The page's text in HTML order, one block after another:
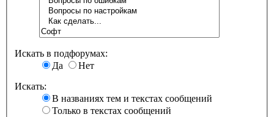
Искать в подфорумах:
Да
Нет
Искать:
В названиях тем и текстах сообщений
Только в текстах сообщений